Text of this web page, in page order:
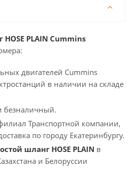
PLAIN Cummins
двигателей Cummins
в наличии на складе
безналичный.
Транспортной компании,
по городу Екатеринбургу.
шланг HOSE PLAIN в
и Белоруссии